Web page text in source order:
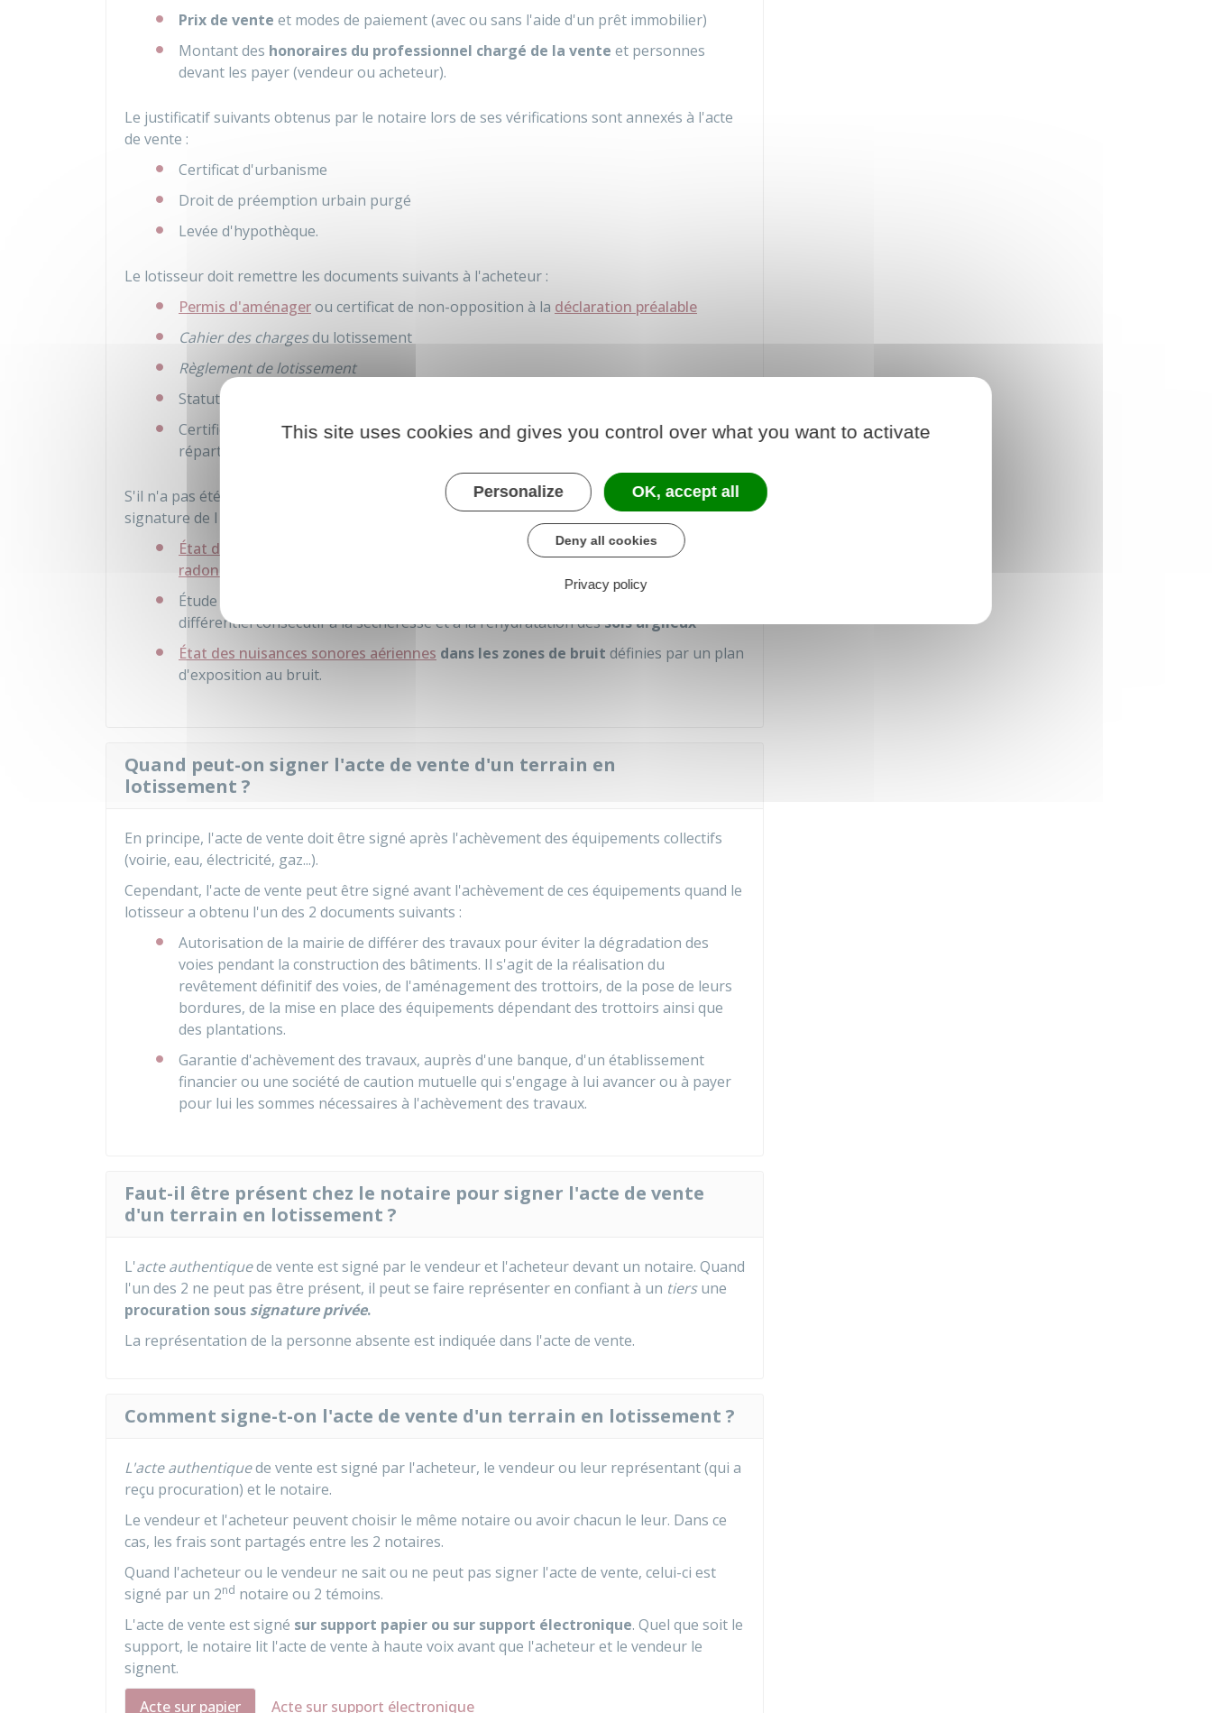
Prix de vente et modes de paiement (avec ou sans l'aide d'un prêt immobilier)
Montant des honoraires du professionnel chargé de la vente et personnes
devant les payer (vendeur ou acheteur).
Le justificatif suivants obtenus par le notaire lors de ses vérifications sont annexés à l'acte
de vente :
Certificat d'urbanisme
Droit de préemption urbain purgé
Levée d'hypothèque.
Le lotisseur doit remettre les documents suivants à l'acheteur :
Permis d'aménagerou certificat de non-opposition à la déclaration préalable
Cahier des chargesdu lotissement
Règlement de lotissement
Statuts de
Certificat indiquant la surface de plancher constructible sur le terrain (si la
répartition de la surface de plancher maximale est effectuée par le lotisseur).
S'il n'a pas été signé de
, les documents suivants sont remis lors de la
signature de l
État des risques et pollutions (naturels, miniers, technologiques, sismiques,
radon...)
Étude de sol
différentiel consécutif à la sécheresse et à la réhydratation dessols argileux
État des nuisances sonores aériennes dans les zones de bruit définies par un plan
d'exposition au bruit.
Quand peut-on signer l'acte de vente d'un terrain en
lotissement ?
En principe, l'acte de vente doit être signé après l'achèvement des équipements collectifs
(voirie, eau, électricité, gaz...).
Cependant, l'acte de vente peut être signé avant l'achèvement de ces équipements quand le
lotisseur a obtenu l'un des 2 documents suivants :
Autorisation de la mairie de différer des travaux pour éviter la dégradation des
voies pendant la construction des bâtiments. Il s'agit de la réalisation du
revêtement définitif des voies, de l'aménagement des trottoirs, de la pose de leurs
bordures, de la mise en place des équipements dépendant des trottoirs ainsi que
des plantations.
Garantie d'achèvement des travaux, auprès d'une banque, d'un établissement
financier ou une société de caution mutuelle qui s'engage à lui avancer ou à payer
pour lui les sommes nécessaires à l'achèvement des travaux.
Faut-il être présent chez le notaire pour signer l'acte de vente
d'un terrain en lotissement ?
L'acte authentiquede vente est signé par le vendeur et l'acheteur devant un notaire. Quand
l'un des 2 ne peut pas être présent, il peut se faire représenter en confiant à un tiersune
procuration sous signature privée.
La représentation de la personne absente est indiquée dans l'acte de vente.
Comment signe-t-on l'acte de vente d'un terrain en lotissement ?
L'acte authentiquede vente est signé par l'acheteur, le vendeur ou leur représentant (qui a
reçu procuration) et le notaire.
Le vendeur et l'acheteur peuvent choisir le même notaire ou avoir chacun le leur. Dans ce
cas, les frais sont partagés entre les 2 notaires.
Quand l'acheteur ou le vendeur ne sait ou ne peut pas signer l'acte de vente, celui-ci est
signé par un 2nd notaire ou 2 témoins.
L'acte de vente est signé sur support papier ou sur support électronique. Quel que soit le
support, le notaire lit l'acte de vente à haute voix avant que l'acheteur et le vendeur le
signent.
Acte sur papier
Acte sur support électronique
This site uses cookies and gives you control over what you want to activate
Personalize OK, accept all
Deny all cookies
Privacy policy